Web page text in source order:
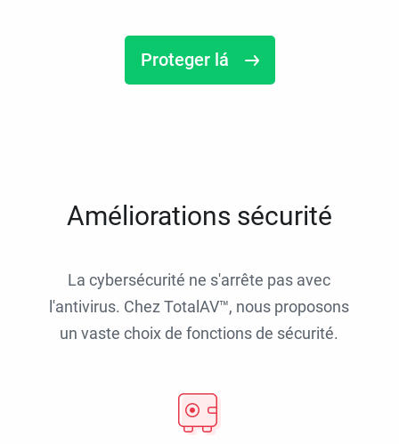
Proteger lá
Améliorations sécurité
La cybersécurité ne s'arrête pas avec
l'antivirus. Chez TotalAV™, nous proposons
un vaste choix de fonctions de sécurité.